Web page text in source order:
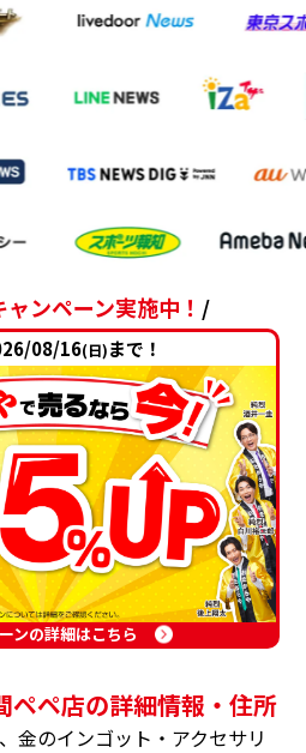
ャンペーン実施中！ /
08/16(日)まで！
ンの詳細はこちら
ペペ店の詳細情報・住所
金のインゴット・アクセサリ